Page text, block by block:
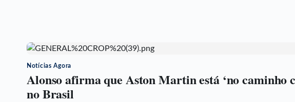
Notícias Agora
Alonso afirma que Aston Martin está ‘no caminho
no Brasil